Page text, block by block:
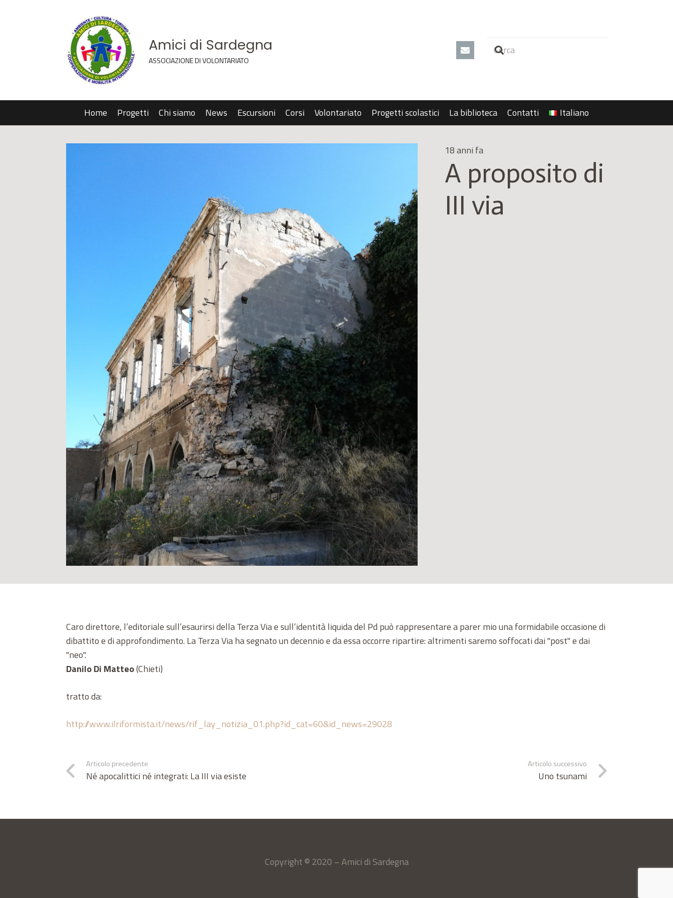
Amici di Sardegna
ASSOCIAZIONE DI VOLONTARIATO
Home Progetti Chi siamo News Escursioni Corsi Volontariato Progetti scolastici La biblioteca Contatti Italiano
18 anni fa
A proposito di
III via
Caro direttore, l’editoriale sull’esaurirsi della Terza Via e sull’identità liquida del Pd può rappresentare a parer mio una formidabile occasione di
dibattito e di approfondimento. La Terza Via ha segnato un decennio e da essa occorre ripartire: altrimenti saremo soffocati dai "post" e dai
"neo".
Danilo Di Matteo(Chieti)
tratto da:
http://www.ilriformista.it/news/rif_lay_notizia_01.php?id_cat=60&id_news=29028
Articolo precedente
Né apocalittici né integrati: La III via esiste
Articolo successivo
Uno tsunami
Copyright © 2020 – Amici di Sardegna